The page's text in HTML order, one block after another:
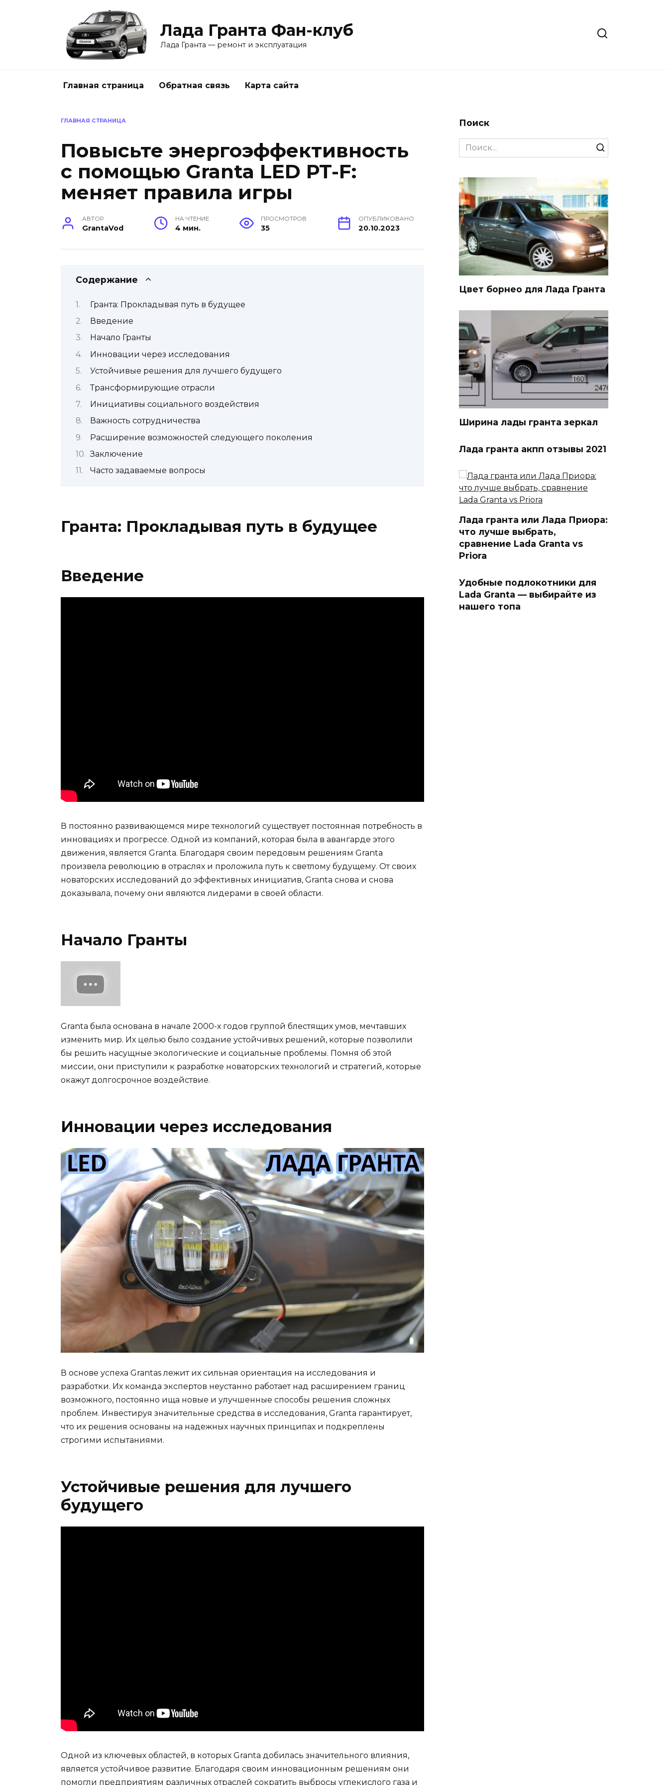
Лада Гранта Фан-клуб
Лада Гранта — ремонт и эксплуатация
Главная страница Обратная связь Карта сайта
ГЛАВНАЯ СТРАНИЦА
Повысьте энергоэффективность
с помощью Granta LED PT-F:
меняет правила игры
АВТОР
GrantaVod
НА ЧТЕНИЕ
4 мин.
ПРОСМОТРОВ
35
ОПУБЛИКОВАНО
20.10.2023
Содержание
Гранта: Прокладывая путь в будущее
Введение
Начало Гранты
Инновации через исследования
Устойчивые решения для лучшего будущего
Трансформирующие отрасли
Инициативы социального воздействия
Важность сотрудничества
Расширение возможностей следующего поколения
Заключение
Часто задаваемые вопросы
Гранта: Прокладывая путь в будущее
Введение
В постоянно развивающемся мире технологий существует постоянная потребность в
инновациях и прогрессе. Одной из компаний, которая была в авангарде этого
движения, является Granta. Благодаря своим передовым решениям Granta
произвела революцию в отраслях и проложила путь к светлому будущему. От своих
новаторских исследований до эффективных инициатив, Granta снова и снова
доказывала, почему они являются лидерами в своей области.
Начало Гранты
Granta была основана в начале 2000-х годов группой блестящих умов, мечтавших
изменить мир. Их целью было создание устойчивых решений, которые позволили
бы решить насущные экологические и социальные проблемы. Помня об этой
миссии, они приступили к разработке новаторских технологий и стратегий, которые
окажут долгосрочное воздействие.
Инновации через исследования
В основе успеха Grantas лежит их сильная ориентация на исследования и
разработки. Их команда экспертов неустанно работает над расширением границ
возможного, постоянно ища новые и улучшенные способы решения сложных
проблем. Инвестируя значительные средства в исследования, Granta гарантирует,
что их решения основаны на надежных научных принципах и подкреплены
строгими испытаниями.
Устойчивые решения для лучшего
будущего
Одной из ключевых областей, в которых Granta добилась значительного влияния,
является устойчивое развитие. Благодаря своим инновационным решениям они
помогли предприятиям различных отраслей сократить выбросы углекислого газа и
Поиск
Search
for:
Цвет борнео для Лада Гранта
Ширина лады гранта зеркал
Лада гранта акпп отзывы 2021
Лада гранта или Лада Приора:
что лучше выбрать,
сравнение Lada Granta vs
Priora
Удобные подлокотники для
Lada Granta — выбирайте из
нашего топа